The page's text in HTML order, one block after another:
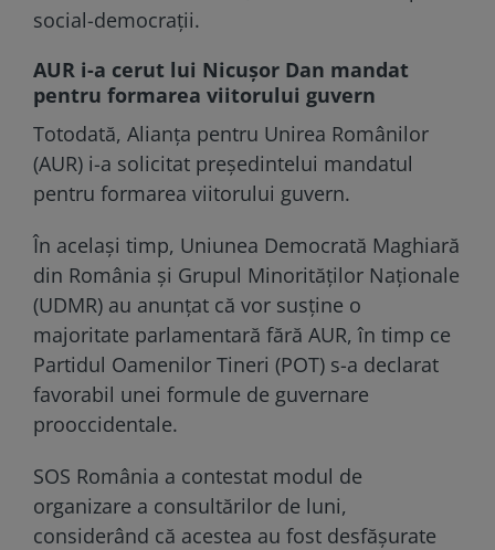
social-democraţii.
AUR i-a cerut lui Nicușor Dan mandat
pentru formarea viitorului guvern
Totodată, Alianța pentru Unirea Românilor
(AUR) i-a solicitat preşedintelui mandatul
pentru formarea viitorului guvern.
În acelaşi timp, Uniunea Democrată Maghiară
din România şi Grupul Minorităţilor Naţionale
(UDMR) au anunţat că vor susţine o
majoritate parlamentară fără AUR, în timp ce
Partidul Oamenilor Tineri (POT) s-a declarat
favorabil unei formule de guvernare
prooccidentale.
SOS România a contestat modul de
organizare a consultărilor de luni,
considerând că acestea au fost desfăşurate